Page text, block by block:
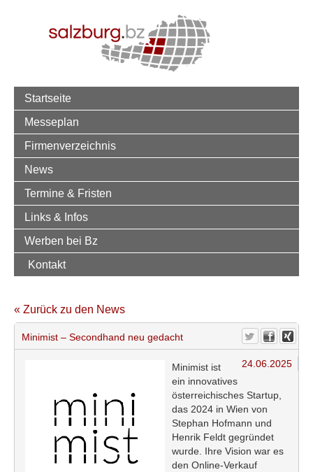
Startseite
Messeplan
Firmenverzeichnis
News
Termine & Fristen
Links & Infos
Werben bei Bz
Kontakt
« Zurück zu den News
Minimist – Secondhand neu gedacht
24.06.2025
Minimist ist
ein innovatives
österreichisches Startup,
das 2024 in Wien von
Stephan Hofmann und
Henrik Feldt gegründet
wurde. Ihre Vision war es
den Online-Verkauf